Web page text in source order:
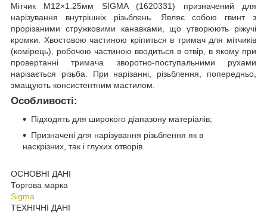
Мітчик М12×1.25мм SIGMA (1620331) призначений для
нарізування внутрішніх різьблень. Являє собою гвинт з
прорізаними стружковими канавками, що утворюють ріжучі
кромки. Хвостовою частиною кріпиться в тримач для мітчиків
(комірець), робочою частиною вводиться в отвір, в якому при
провертанні тримача зворотно-поступальними рухами
нарізається різьба. При нарізанні, різьблення, попередньо,
змащують консистентним мастилом.
Особливості:
Підходять для широкого діапазону матеріалів;
Призначені для нарізування різьблення як в
наскрізних, так і глухих отворів.
ОСНОВНІ ДАНІ
Торгова марка
Sigma
ТЕХНІЧНІ ДАНІ